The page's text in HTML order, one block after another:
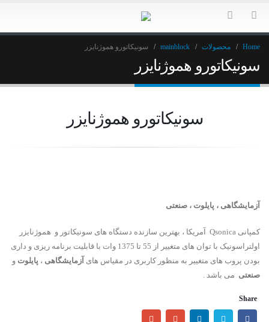
Home محصولات mainblock سونیکاتورو هموژنایزر
سونیکاتورو هموژنایزر
سونیکاتورو هموژنایزر
آزمایشگاهی ، پایلوت ، صنعتی
کمپانی Qsonica آمریکا ، بهترین سازنده دستگاه های سونیکاتور و هموژنایزر
اولتراسونیک با توان های متغییر از 55 تا 1375 وات با قابلیت برنامه ریزی و داری
بودن پروب های متغییر به منظور کاربری در مقیاس های آزمایشگاهی ، پایلوت و
صنعتی می باشد .
Share